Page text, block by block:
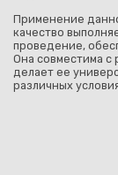
Применение
качество
проведение,
Она совместима с
делает ее
различных